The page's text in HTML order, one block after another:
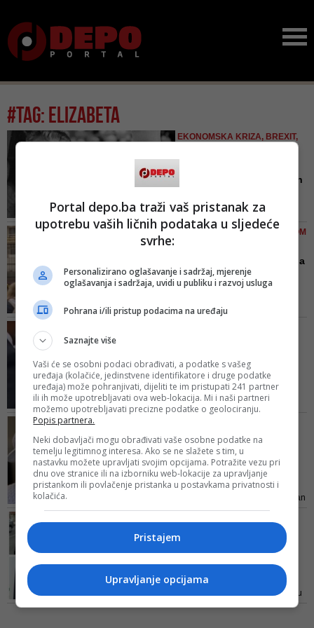
#tag: elizabeta
EKONOMSKA KRIZA, BREXIT,
Raspad Kraljevstva nakon
Pitanja moguće nezavisnosti
Škotske i Velsa i ujedinjenja Irske,
MNOGO POSLA PRED VELIKOM
Kako su i pčele saznale da
je umrla kraljica Eliza...
izvođene 70 godina
kralja Charlesa III. i pol...
Ljudi su ispred Buckinghamske
palače cijelo jutro stajali i čekali
njegov dolazak
SMRTI
Drama i dalje trese
kraljevsku porodicu,
Charles k...
Glasnogovornik Harryja i Meghan
potvrdio da će ona ostati u
ovakve nam države, ja da
brin...
Mišljenja su podijeljena, neka su
iznenađujuća...
Portal depo.ba traži vaš pristanak za
upotrebu vaših ličnih podataka u sljedeće
svrhe:
Personalizirano oglašavanje i sadržaj, mjerenje
oglašavanja i sadržaja, uvidi u publiku i razvoj usluga
Pohrana i/ili pristup podacima na uređaju
Saznajte više
Vaši će se osobni podaci obrađivati, a podatke s vašeg
uređaja (kolačiće, jedinstvene identifikatore i druge podatke
uređaja) može pohranjivati, dijeliti te im pristupati 241 partner
ili ih može upotrebljavati ova web-lokacija. Mi i naši partneri
možemo upotrebljavati precizne podatke o geolociranju.
Popis partnera.
Neki dobavljači mogu obrađivati vaše osobne podatke na
temelju legitimnog interesa. Ako se ne slažete s tim, u
nastavku možete upravljati svojim opcijama. Potražite vezu pri
dnu ove stranice ili na izborniku web-lokacije za upravljanje
pristankom ili povlačenje pristanka u postavkama privatnosti i
kolačića.
Pristajem
Upravljanje opcijama